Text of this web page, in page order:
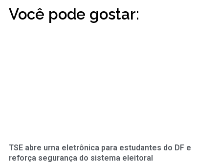
Você pode gostar:
TSE abre urna eletrônica para estudantes do DF e
reforça segurança do sistema eleitoral